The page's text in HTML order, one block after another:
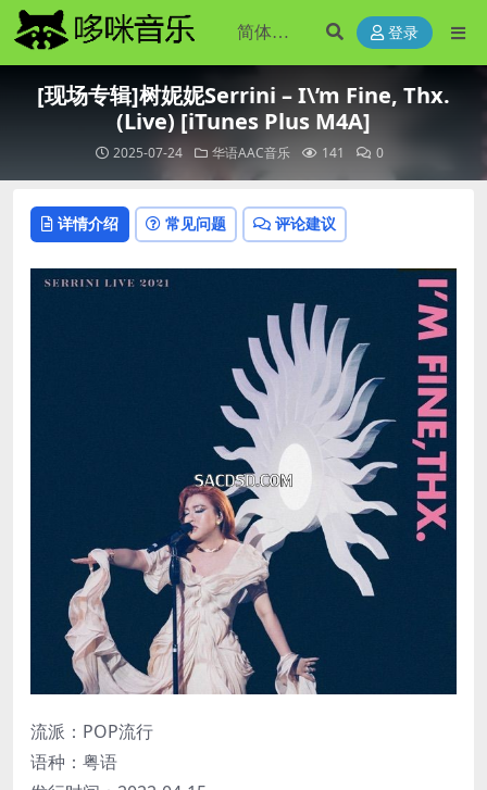
登录
[现场专辑]树妮妮Serrini – I\’m Fine, Thx.
(Live) [iTunes Plus M4A]
2025-07-24 华语AAC音乐 141 0
详情介绍 常见问题 评论建议
流派：POP流行
语种：粤语